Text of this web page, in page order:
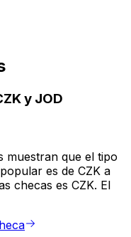
y JOD
muestran que el tipo
es de CZK a
checas es CZK. El